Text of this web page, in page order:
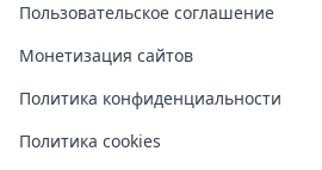
Пользовательское соглашение
Монетизация сайтов
Политика конфиденциальности
Политика cookies